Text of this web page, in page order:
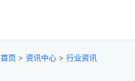
首页 > 资讯中心 > 行业资讯